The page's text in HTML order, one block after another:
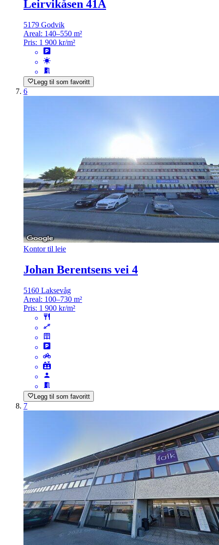
Leirvikåsen 41A
5179 Godvik
Areal: 140–550 m²
Pris: 1 900 kr/m²
Legg til som favoritt
6
Kontor til leie
Johan Berentsens vei 4
5160 Laksevåg
Areal: 100–730 m²
Pris: 1 900 kr/m²
Legg til som favoritt
7